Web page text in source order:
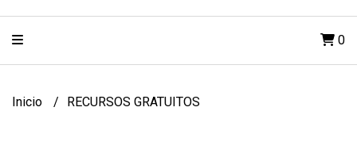
0
Inicio RECURSOS GRATUITOS